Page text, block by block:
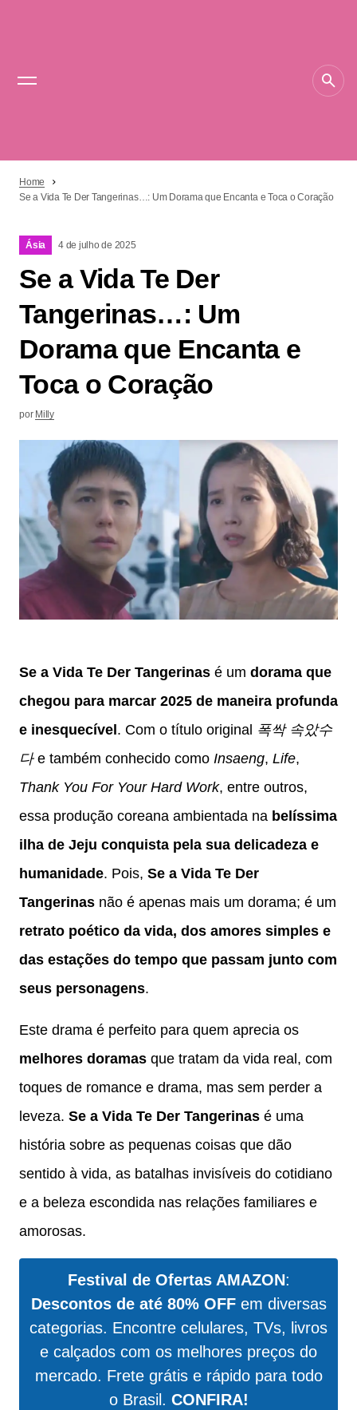
Home
Se a Vida Te Der Tangerinas…: Um Dorama que Encanta e Toca o Coração
Ásia 4 de julho de 2025
Se a Vida Te Der
Tangerinas…: Um
Dorama que Encanta e
Toca o Coração
por Milly
Se a Vida Te Der Tangerinas é um dorama que
chegou para marcar 2025 de maneira profunda
e inesquecível . Com o título original 폭싹 속았수
다e também conhecido como Insaeng, Life,
Thank You For Your Hard Work, entre outros,
essa produção coreana ambientada na belíssima
ilha de Jeju conquista pela sua delicadeza e
humanidade. Pois, Se a Vida Te Der
Tangerinas não é apenas mais um dorama; é um
retrato poético da vida, dos amores simples e
das estações do tempo que passam junto com
seus personagens.
Este drama é perfeito para quem aprecia os
melhores doramas que tratam da vida real, com
toques de romance e drama, mas sem perder a
leveza. Se a Vida Te Der Tangerinas é uma
história sobre as pequenas coisas que dão
sentido à vida, as batalhas invisíveis do cotidiano
e a beleza escondida nas relações familiares e
amorosas.
Festival de Ofertas AMAZON:
Descontos de até 80% OFFem diversas
categorias. Encontre celulares, TVs, livros
e calçados com os melhores preços do
mercado. Frete grátis e rápido para todo
o Brasil. CONFIRA!